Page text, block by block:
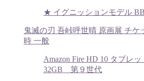
★ イグニッションモデル
鬼滅の刃 吾峠呼世晴 原画展 チケ
時 一般
Amazon Fire HD 10 タブレ
32GB 第９世代